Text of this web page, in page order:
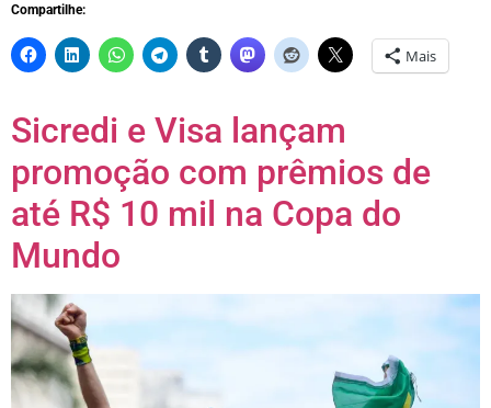
Compartilhe:
Mais
Sicredi e Visa lançam
promoção com prêmios de
até R$ 10 mil na Copa do
Mundo